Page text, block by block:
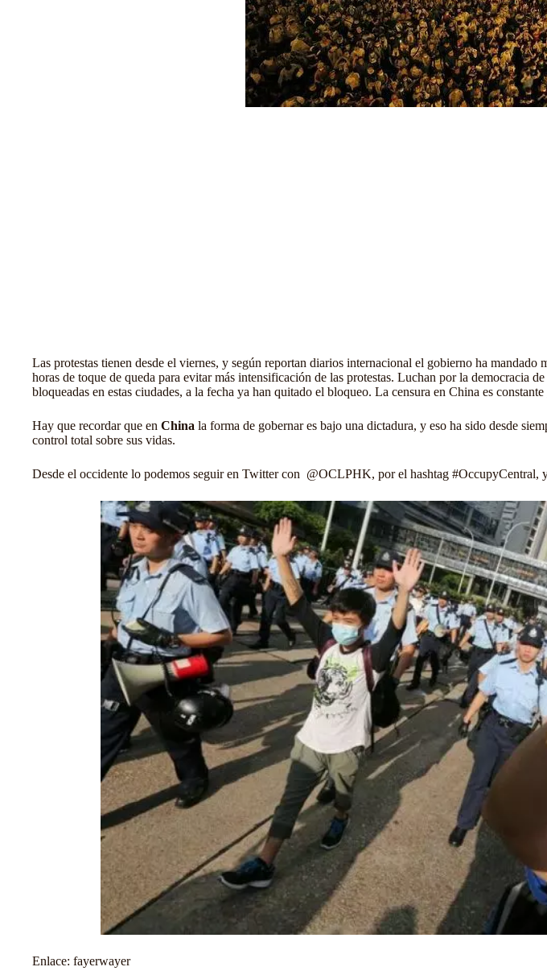
Las protestas tienen desde el viernes, y según reportan diarios internacional el gobierno ha
horas de toque de queda para evitar más intensificación de las protestas. Luchan por la democracia
bloqueadas en estas ciudades, a la fecha ya han quitado el bloqueo. La censura en China es
Hay que recordar que en China la forma de gobernar es bajo una dictadura, y eso ha sido desde
control total sobre sus vidas.
Desde el occidente lo podemos seguir en Twitter con @OCLPHK, por el hashtag #OccupyCentral,
Enlace: fayerwayer